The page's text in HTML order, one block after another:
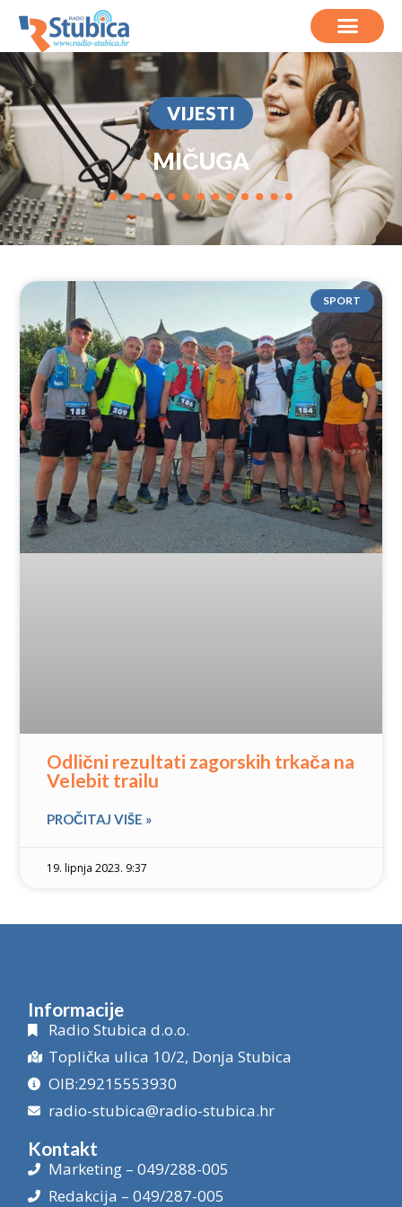
VIJESTI
MIČUGA
SPORT
Odlični rezultati zagorskih trkača na
Velebit trailu
PROČITAJ VIŠE »
19. lipnja 2023. 9:37
Informacije
Radio Stubica d.o.o.
Toplička ulica 10/2, Donja Stubica
OIB:29215553930
radio-stubica@radio-stubica.hr
Kontakt
Marketing – 049/288-005
Redakcija – 049/287-005